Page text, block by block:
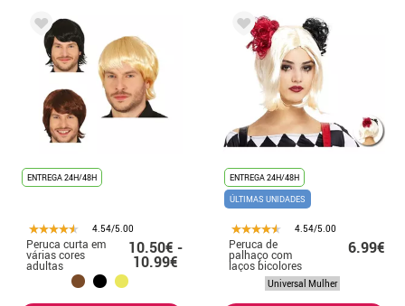
ENTREGA 24H/48H
4.54/5.00
Peruca curta em
várias cores
adultas
10.50€ -
10.99€
ENTREGA 24H/48H
ÚLTIMAS UNIDADES
4.54/5.00
Peruca de
palhaço com
laços bicolores
6.99€
Universal Mulher